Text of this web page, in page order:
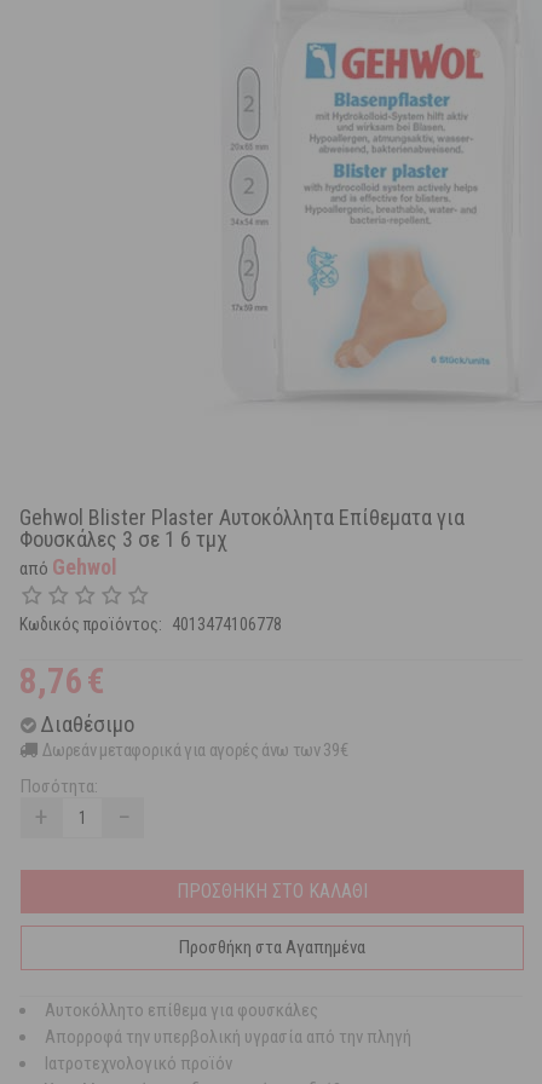
Gehwol Blister Plaster Αυτοκόλλητα Επίθεματα για
Φουσκάλες 3 σε 1 6 τμχ
από Gehwol
Κωδικός προϊόντος: 4013474106778
8,76€
Διαθέσιμο
Δωρεάν μεταφορικά για αγορές άνω των 39€
Ποσότητα:
+ −
ΠΡΟΣΘΗΚΗ ΣΤΟ ΚΑΛΑΘΙ
Προσθήκη στα Αγαπημένα
Αυτοκόλλητο επίθεμα για φουσκάλες
Απορροφά την υπερβολική υγρασία από την πληγή
Ιατροτεχνολογικό προϊόν